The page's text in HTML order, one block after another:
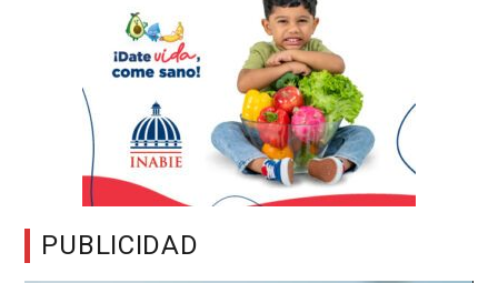
PUBLICIDAD